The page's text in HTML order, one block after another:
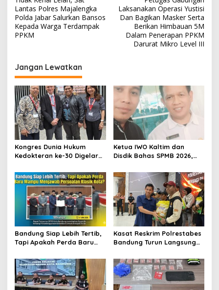
a
v
i
a
s
i
p
o
s
Lantas Polres Majalengka
Polda Jabar Salurkan Bansos
Kepada Warga Terdampak
PPKM
Laksanakan Operasi Yustisi
Dan Bagikan Masker Serta
Berikan Himbauan 5M
Dalam Penerapan PPKM
Darurat Mikro Level III
Jangan Lewatkan
Kongres Dunia Hukum
Kedokteran ke-30 Digelar
Inovasi, dan Tantangan
Global Kesehatan
Ketua IWO Kaltim dan
Disdik Bahas SPMB 2026,
Transparansi dan Keadilan
bagi Calon Murid
Bandung Siap Lebih Tertib,
Tapi Apakah Perda Baru
Persoalan Klasik Kota?
Kasat Reskrim Polrestabes
Bandung Turun Langsung